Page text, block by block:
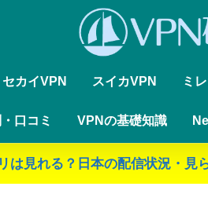
セカイVPN スイカVPN ミ
口コミ VPNの基礎知識
は見れる？日本の配信状況・見